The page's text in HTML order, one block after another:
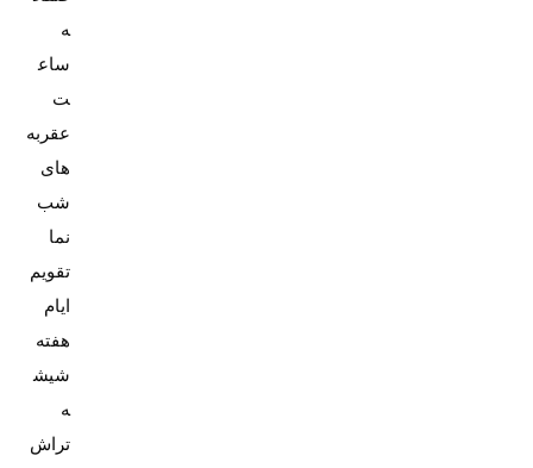
ه
ساع
عقربه
های
شب
تقویم
ایام
شیش
ه
تراش